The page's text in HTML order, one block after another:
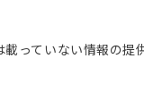
っていない情報の提